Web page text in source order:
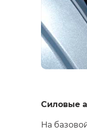
Силовые
На